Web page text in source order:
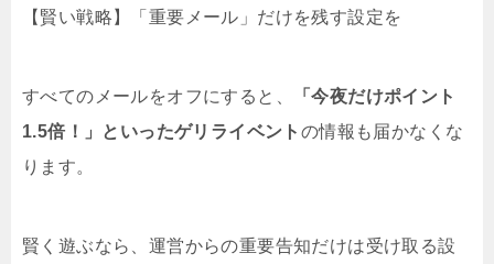
【賢い戦略】「重要メール」だけを残す設定を
すべてのメールをオフにすると、
「今夜だけポイント
1.5倍！」といったゲリライベント の情報も届かなくな
ります。
賢く遊ぶなら、運営からの重要告知だけは受け取る設